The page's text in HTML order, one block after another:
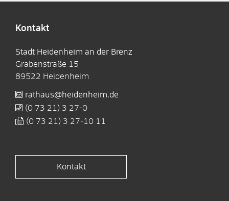
Kontakt
Stadt Heidenheim an der Brenz
Grabenstraße 15
89522 Heidenheim
rathaus@heidenheim.de
(0 73 21) 3 27-0
(0 73 21) 3 27-10 11
Kontakt